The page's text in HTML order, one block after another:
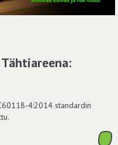
4:2014 standardin